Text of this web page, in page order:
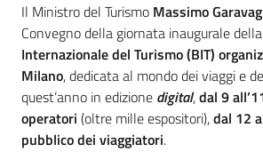
Il Ministro del Turismo Massimo
Convegno della giornata inaugurale della
Internazionale del Turismo (BIT)
Milano, dedicata al mondo dei viaggi e
quest’anno in edizione digital,dal 9
operatori (oltre mille espositori),dal 12
pubblico dei viaggiatori.